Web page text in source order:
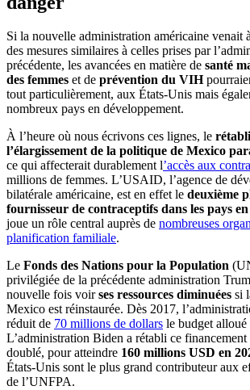
Si la nouvelle administration américaine venait
des mesures similaires à celles prises par
précédente, les avancées en matière de santé
des femmes et de prévention du VIH
tout particulièrement, aux États-Unis mais
nombreux pays en développement.
À l’heure où nous écrivons ces lignes, le
l’élargissement de la politique de Mexico
ce qui affecterait durablement l’accès aux
millions de femmes. L’USAID, l’agence de
bilatérale américaine, est en effet le deuxième
fournisseur de contraceptifs dans les pays
joue un rôle central auprès de nombreuses
planification familiale.
Le Fonds des Nations pour la Population
privilégiée de la précédente administration
nouvelle fois voirses ressources diminuées si
Mexico est réinstaurée. Dès 2017,
réduit de 70 millions de dollars le budget alloué
L’administration Biden a rétabli ce financement
doublé, pour atteindre 160 millions USD en
États-Unis sont le plus grand contributeur aux
de l’UNFPA.